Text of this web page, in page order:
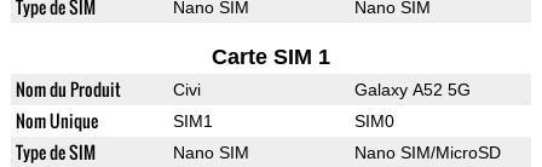
Type de SIM Nano SIM Nano SIM
Carte SIM 1
Nom du Produit Civi Galaxy A52 5G
Nom Unique SIM1 SIM0
Type de SIM Nano SIM Nano SIM/MicroSD